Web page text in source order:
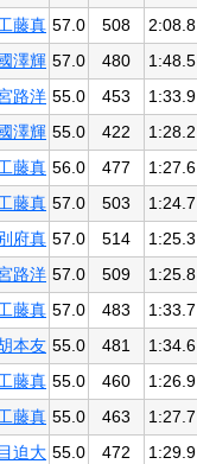
藤真 57.0 508 2:08.8
澤輝 57.0 480 1:48.5
路洋 55.0 453 1:33.9
澤輝 55.0 422 1:28.2
藤真 56.0 477 1:27.6
藤真 57.0 503 1:24.7
府真 57.0 514 1:25.3
路洋 57.0 509 1:25.8
藤真 57.0 483 1:33.7
本友 55.0 481 1:34.6
藤真 55.0 460 1:26.9
藤真 55.0 463 1:27.7
迫大 55.0 472 1:29.9